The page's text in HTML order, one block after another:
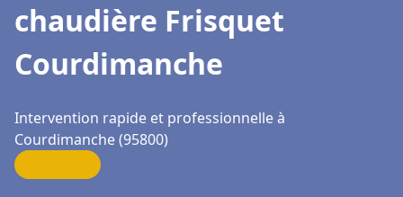
chaudière Frisquet
Courdimanche
Intervention rapide et professionnelle à
Courdimanche (95800)